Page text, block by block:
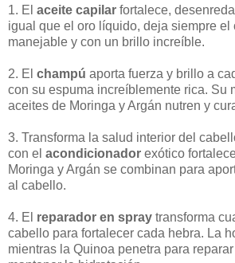
1. El aceite capilar fortalece,
igual que el oro líquido, deja siempre el
manejable y con un brillo increíble.
2. El champú aporta fuerza y brillo a
con su espuma increíblemente rica. Su
aceites de Moringa y Argán nutren y
3. Transforma la salud interior del
con el acondicionador exótico
Moringa y Argán se combinan para
al cabello.
4. El reparador en spray transforma
cabello para fortalecer cada hebra. La
mientras la Quinoa penetra para